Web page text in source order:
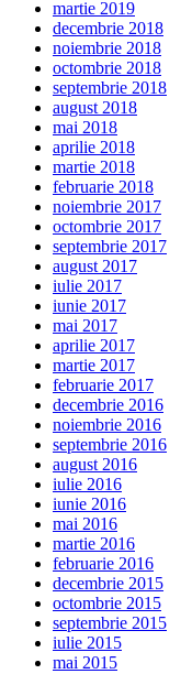
martie 2019
decembrie 2018
noiembrie 2018
octombrie 2018
septembrie 2018
august 2018
mai 2018
aprilie 2018
martie 2018
februarie 2018
noiembrie 2017
octombrie 2017
septembrie 2017
august 2017
iulie 2017
iunie 2017
mai 2017
aprilie 2017
martie 2017
februarie 2017
decembrie 2016
noiembrie 2016
septembrie 2016
august 2016
iulie 2016
iunie 2016
mai 2016
martie 2016
februarie 2016
decembrie 2015
octombrie 2015
septembrie 2015
iulie 2015
mai 2015